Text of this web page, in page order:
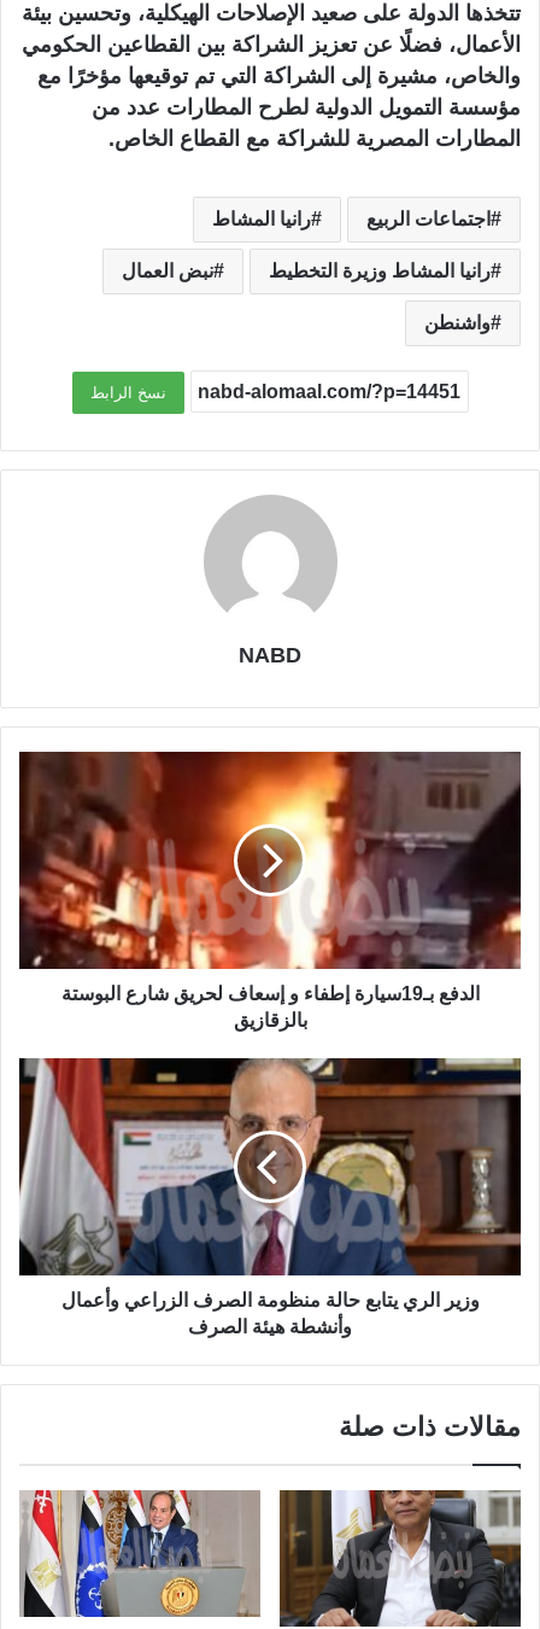
تتخذها الدولة على صعيد الإصلاحات الهيكلية، وتحسين بيئة
الأعمال، فضلًا عن تعزيز الشراكة بين القطاعين الحكومي
والخاص، مشيرة إلى الشراكة التي تم توقيعها مؤخرًا مع
مؤسسة التمويل الدولية لطرح المطارات عدد من
المطارات المصرية للشراكة مع القطاع الخاص.
اجتماعات الربيع رانيا المشاط
رانيا المشاط وزيرة التخطيط نبض العمال
واشنطن
نسخ الرابط
NABD
الدفع بـ19سيارة إطفاء و إسعاف لحريق شارع البوستة
بالزقازيق
وزير الري يتابع حالة منظومة الصرف الزراعي وأعمال
وأنشطة هيئة الصرف
مقالات ذات صلة